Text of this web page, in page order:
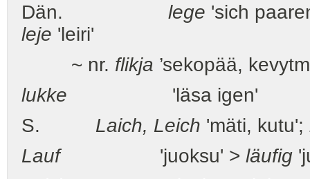
Dän. lege 'sich
leje 'leiri'
~ nr. flikja ’sekopää,
lukke 'läsa igen'
S. Laich, Leich 'mäti, kutu';
Lauf 'juoksu' > läufig